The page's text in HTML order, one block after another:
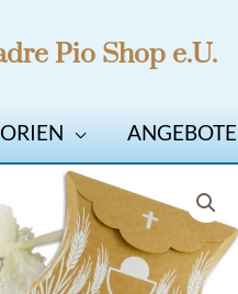
Pio Shop e.U.
ANGEBOTE